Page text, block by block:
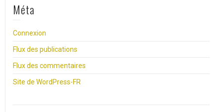
Méta
Connexion
Flux des publications
Flux des commentaires
Site de WordPress-FR